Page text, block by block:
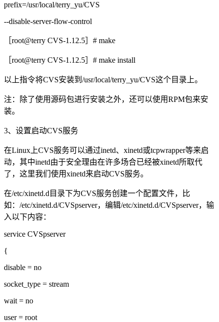
prefix=/usr/local/terry_yu/CVS
--disable-server-flow-control
［root@terry CVS-1.12.5］# make
［root@terry CVS-1.12.5］# make install
以上指令将CVS安装到/usr/local/terry_yu/CVS这个目录上。
注：除了使用源码包进行安装之外，还可以使用RPM包来安
装。
3、设置启动CVS服务
在Linux上CVS服务可以通过inetd、xinetd或tcpwrapper等来启
动，其中inetd由于安全理由在许多场合已经被xinetd所取代
了，这里我们使用xinetd来启动CVS服务。
在/etc/xinetd.d目录下为CVS服务创建一个配置文件，比
如：/etc/xinetd.d/CVSpserver，编辑/etc/xinetd.d/CVSpserver，输
入以下内容：
service CVSpserver
{
disable = no
socket_type = stream
wait = no
user = root